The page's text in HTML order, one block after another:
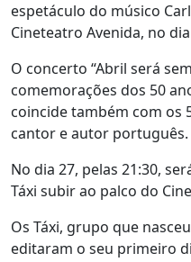
espetáculo do músico
Cineteatro Avenida, no dia
O concerto “Abril será
comemorações dos 50
coincide também com os
cantor e autor português.
No dia 27, pelas 21:30,
Táxi subir ao palco do
Os Táxi, grupo que
editaram o seu primeiro